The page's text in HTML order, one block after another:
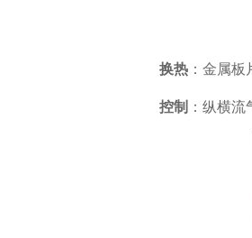
换热 ：金属
控制 ：纵横